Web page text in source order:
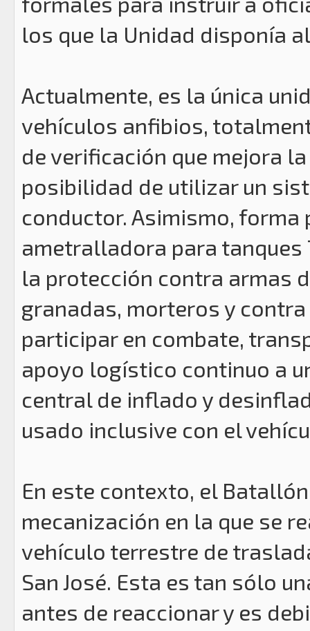
los que la Unidad disponía
Actualmente, es la única
vehículos anfibios,
de verificación que mejora
posibilidad de utilizar un
conductor. Asimismo, forma
ametralladora para tanques
la protección contra armas
granadas, morteros y
participar en combate,
apoyo logístico continuo a
central de inflado y
usado inclusive con el
En este contexto, el
mecanización en la que se
vehículo terrestre de
San José. Esta es tan sólo
antes de reaccionar y es